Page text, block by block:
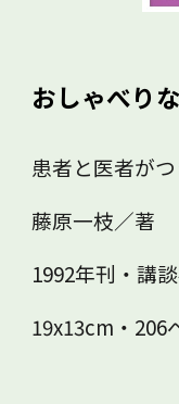
おしゃべり
患者と医者が
藤原一枝／著
1992年刊・講
19x13cm・206